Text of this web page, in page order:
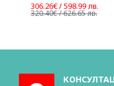
306.26€ / 598.99 лв.
320.40€ / 626.65 лв.